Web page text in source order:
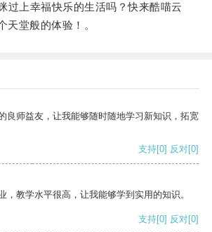
上幸福快乐的生活吗？快来酷喵云
天堂般的体验！。
良师益友，让我能够随时随地学习新知识，拓宽
支持[0] 反对[0]
，教学水平很高，让我能够学到实用的知识。
支持[0] 反对[0]